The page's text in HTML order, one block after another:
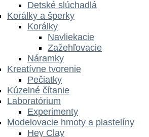
Detské slúchadlá
Korálky a šperky
Korálky
Navliekacie
Zažehľovacie
Náramky
Kreatívne tvorenie
Pečiatky
Kúzelné čítanie
Laboratórium
Experimenty
Modelovacie hmoty a plastelíny
Hey Clay